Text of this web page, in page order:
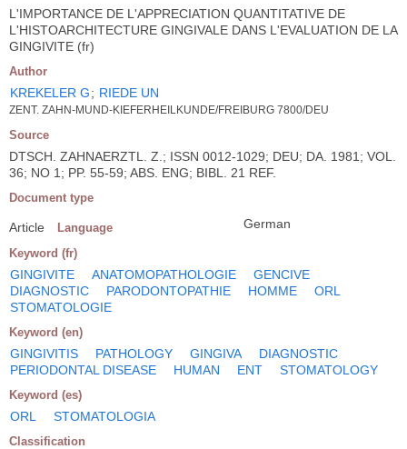
L'IMPORTANCE DE L'APPRECIATION QUANTITATIVE DE
L'HISTOARCHITECTURE GINGIVALE DANS L'EVALUATION DE LA
GINGIVITE (fr)
Author
KREKELER G; RIEDE UN
ZENT. ZAHN-MUND-KIEFERHEILKUNDE/FREIBURG 7800/DEU
Source
DTSCH. ZAHNAERZTL. Z.; ISSN 0012-1029; DEU; DA. 1981; VOL.
36; NO 1; PP. 55-59; ABS. ENG; BIBL. 21 REF.
Document type
Article Language German
Keyword (fr)
GINGIVITE ANATOMOPATHOLOGIE
GENCIVE
DIAGNOSTIC
PARODONTOPATHIE HOMME
ORL
STOMATOLOGIE
Keyword (en)
GINGIVITIS PATHOLOGY GINGIVA
DIAGNOSTIC
PERIODONTAL DISEASE
HUMAN ENT STOMATOLOGY
Keyword (es)
ORL STOMATOLOGIA
Classification